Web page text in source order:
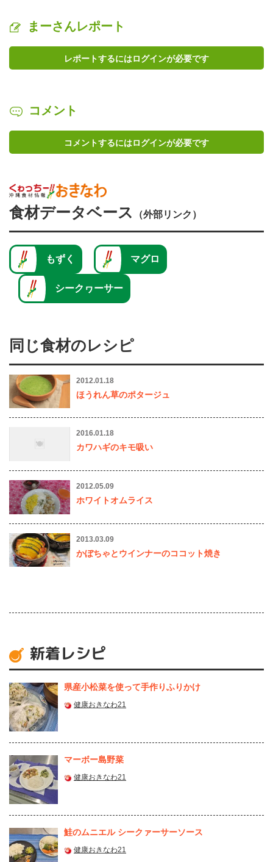
まーさんレポート
レポートするにはログインが必要です
コメント
コメントするにはログインが必要です
食材データベース （外部リンク）
もずく マグロ
シークヮーサー
同じ食材のレシピ
2012.01.18
ほうれん草のポタージュ
2016.01.18
カワハギのキモ吸い
2012.05.09
ホワイトオムライス
2013.03.09
かぼちゃとウインナーのココット焼き
新着レシピ
県産⼩松菜を使って⼿作りふりかけ
健康おきなわ21
マーボー島野菜
健康おきなわ21
鮭のムニエル シークァーサーソース
健康おきなわ21